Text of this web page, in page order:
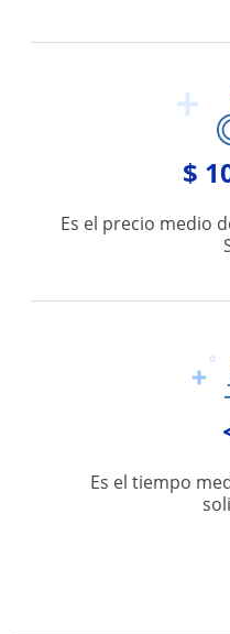
$
Es el precio medio
Es el tiempo